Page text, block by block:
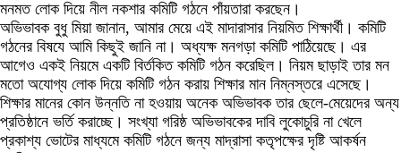
মনমত লোক দিয়ে নীল নকশার কমিটি গঠনে পাঁয়তারা করছেন।
অভিভাবক বুধু মিয়া জানান, আমার মেয়ে এই মাদারাসার নিয়মিত শিক্ষার্থী। কমিটি
গঠনের বিষযে আমি কিছুই জানি না। অধ্যক্ষ মনগড়া কমিটি পাঠিয়েছে। এর
আগেও একই নিয়মে একটি বির্তকিত কমিটি গঠন করেছিল। নিয়ম ছাড়াই তার মন
মতো অযোগ্য লোক দিয়ে কমিটি গঠন করায় শিক্ষার মান নিম্নস্তরে এসেছে।
শিক্ষার মানের কোন উন্নতি না হওয়ায় অনেক অভিভাবক তার ছেলে-মেয়েদের অন্য
প্রতিষ্ঠানে ভর্তি করাচ্ছে। সংখ্যা গরিষ্ঠ অভিভাবকের দাবি লুকোচুরি না খেলে
প্রকাশ্য ভোটের মাধ্যমে কমিটি গঠনে জন্য মাদ্রাসা কতৃপক্ষের দৃষ্টি আকর্ষন